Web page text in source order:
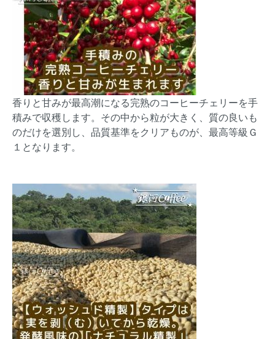
香りと甘みが最高潮になる完熟のコーヒーチェリーを手
積みで収穫します。その中から粒が大きく、質の良いも
のだけを選別し、品質基準をクリアものが、最高等級Ｇ
１となります。